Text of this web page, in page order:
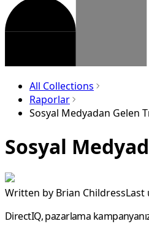
All Collections
Raporlar
Sosyal Medyadan Gelen
Sosyal
Written by Brian ChildressLast
DirectIQ, pazarlama